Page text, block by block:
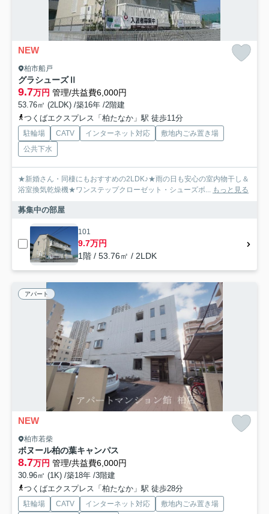
NEW
柏市船戸
グラシューズⅡ
9.7万円 管理/共益費6,000円
53.76㎡ (2LDK) /築16年 /2階建
つくばエクスプレス「柏たなか」駅 徒歩11分
駐輪場 CATV インターネット対応
敷地内ごみ置き場
公共下水
★新婚さん・同棲にもおすすめの2LDK♪★雨の日も安心の室内物干し＆
浴室換気乾燥機★ワンステップクローゼット・シューズボ...
もっと見る
募集中の部屋
101
9.7万円
1階 / 53.76㎡ / 2LDK
アパート
NEW
柏市若柴
ボヌール柏の葉キャンパス
8.7万円 管理/共益費6,000円
30.96㎡ (1K) /築18年 /3階建
つくばエクスプレス「柏たなか」駅 徒歩28分
駐輪場 CATV インターネット対応
敷地内ごみ置き場